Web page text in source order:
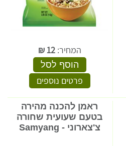
המחיר:12
₪
הוסף לסל
פרטים נוספים
ראמן להכנה מהירה
בטעם שעועית שחורה
צ'צארוני - Samyang